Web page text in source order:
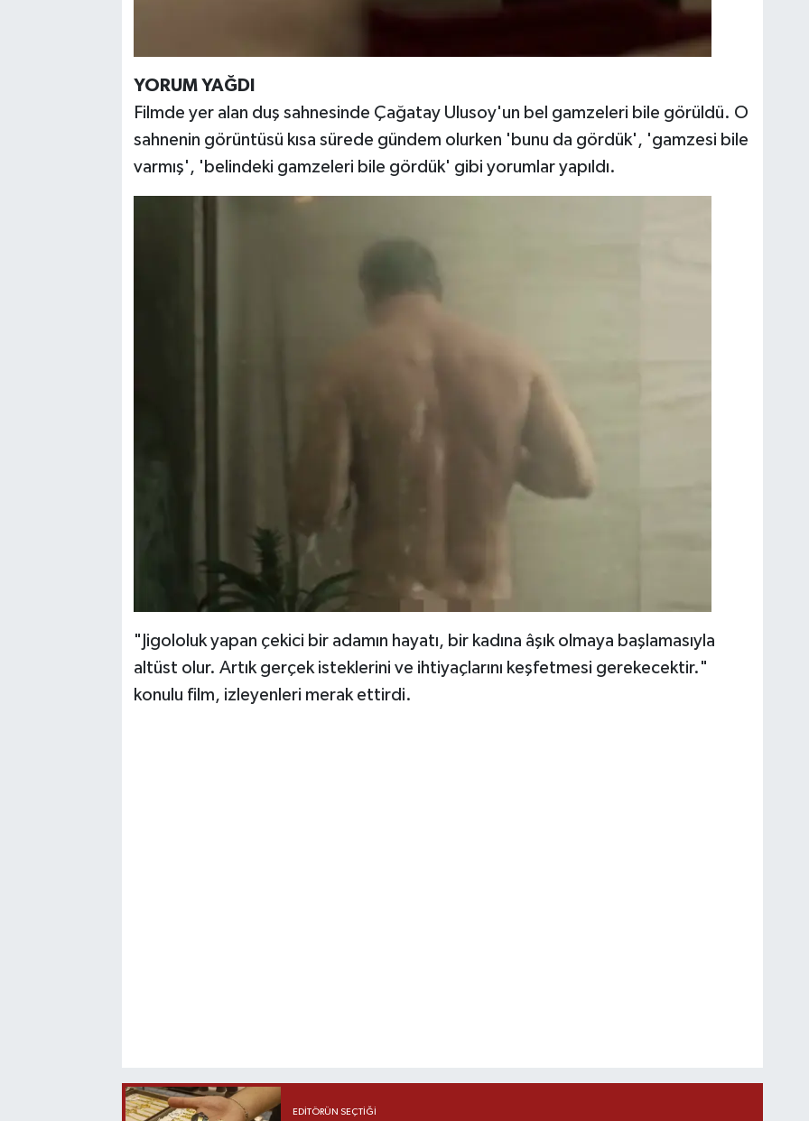
YORUM YAĞDI
Filmde yer alan duş sahnesinde Çağatay Ulusoy'un bel gamzeleri bile görüldü. O
sahnenin görüntüsü kısa sürede gündem olurken 'bunu da gördük', 'gamzesi bile
varmış', 'belindeki gamzeleri bile gördük' gibi yorumlar yapıldı.
"Jigololuk yapan çekici bir adamın hayatı, bir kadına âşık olmaya başlamasıyla
altüst olur. Artık gerçek isteklerini ve ihtiyaçlarını keşfetmesi gerekecektir."
konulu film, izleyenleri merak ettirdi.
EDITÖRÜN SEÇTIĞI